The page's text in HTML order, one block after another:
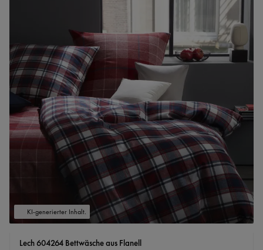
KI-generierter Inhalt.
Lech 604264 Bettwäsche aus Flanell